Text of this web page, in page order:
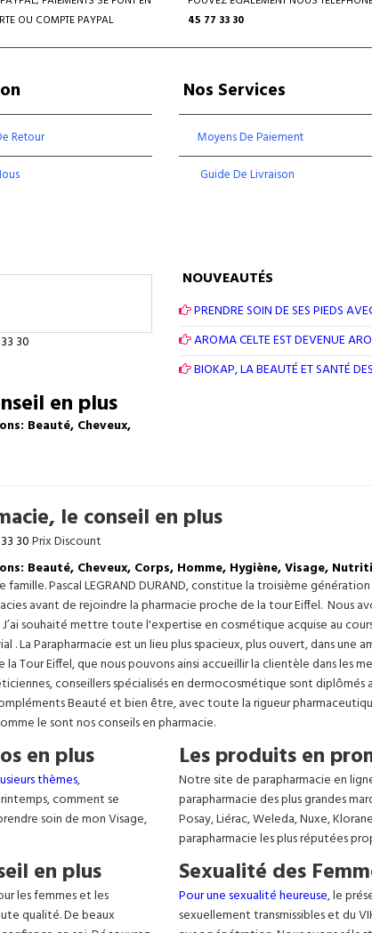
OU COMPTE PAYPAL
45 77 33 30
Retour
Nos Services
Moyens De Paiement
Guide De Livraison
30
en plus
Beauté, Cheveux,
NOUVEAUTÉS
PRENDRE SOIN DE SES PIEDS
AROMA CELTE EST DEVENUE
BIOKAP, LA BEAUTÉ ET SANTÉ
le conseil en plus
30Prix Discount
Beauté, Cheveux, Corps, Homme, Hygiène, Visage,
Pascal LEGRAND DURAND, constitue la troisième
avant de rejoindre la pharmacie proche de la tour Eiffel. Nous
souhaité mettre toute l'expertise en cosmétique acquise au
La Parapharmacie est un lieu plus spacieux, plus ouvert, dans une
Tour Eiffel, que nous pouvons ainsi accueillir la clientèle dans les
conseillers spécialisés en dermocosmétique sont diplômés
Beauté et bien être, avec toute la rigueur
le sont nos conseils en pharmacie.
en plus
thèmes,
comment se
soin de mon Visage,
Les produits en
Notre site de parapharmacie en
parapharmacie des plus grandes
Posay, Liérac, Weleda, Nuxe,
parapharmacie les plus réputées
en plus
les femmes et les
qualité. De beaux
Sexualité des
Pour une sexualité heureuse, le
sexuellement transmissibles et du